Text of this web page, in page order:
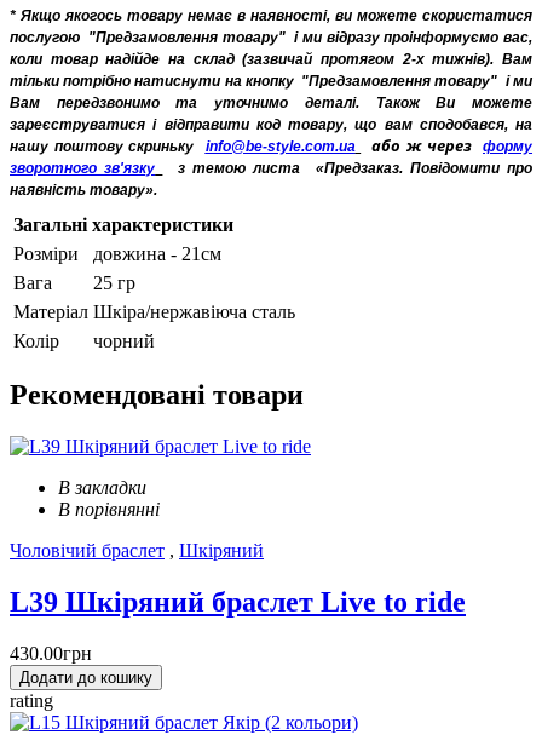
* Якщо якогось товару немає в наявності, ви можете скористатися
послугою "Предзамовлення товару" і ми відразу проінформуємо вас,
коли товар надійде на склад (зазвичай протягом 2-х тижнів). Вам
тільки потрібно натиснути на кнопку "Предзамовлення товару" і ми
Вам передзвонимо та уточнимо деталі. Також Ви можете
зареєструватися і відправити код товару, що вам сподобався, на
нашу поштову скриньку info@be-style.com.ua або ж черезформу
зворотного зв'язку
з темою листа «Предзаказ. Повідомити про
наявність товару».
Загальні характеристики
Розміри
довжина - 21см
Вага
25 гр
Матеріал Шкіра/нержавіюча сталь
Колір
чорний
Рекомендовані товари
В закладки
В порівнянні
Чоловічий браслет , Шкіряний
L39 Шкіряний браслет Live to ride
430.00грн
Додати до кошику
rating